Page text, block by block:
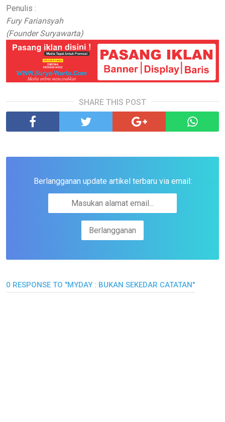
Penulis :
Fury Fariansyah
(Founder Suryawarta)
SHARE THIS POST
Berlangganan update artikel terbaru via email:
0 RESPONSE TO "MYDAY : BUKAN SEKEDAR CATATAN"